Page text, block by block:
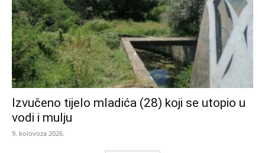
Izvučeno tijelo mladića (28) koji se utopio u
vodi i mulju
9. kolovoza 2026.